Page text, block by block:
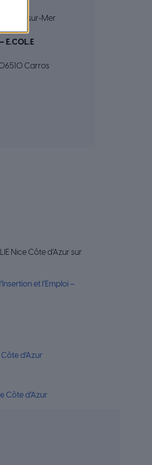
sur-Mer
E.COL.E
06510 Carros
Nice Côte d’Azur sur
et l’Emploi –
d’Azur
Côte d’Azur